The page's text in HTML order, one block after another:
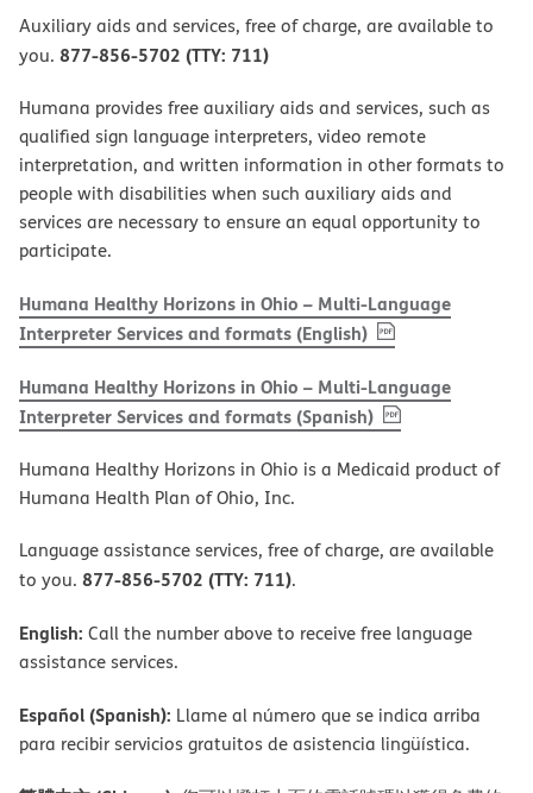
Auxiliary aids and services, free of charge, are available to
you. 877-856-5702 (TTY: 711)
Humana provides free auxiliary aids and services, such as
qualified sign language interpreters, video remote
interpretation, and written information in other formats to
people with disabilities when such auxiliary aids and
services are necessary to ensure an equal opportunity to
participate.
Humana Healthy Horizons in Ohio – Multi-Language
Interpreter Services and formats (English), PDF(opens in new
Humana Healthy Horizons in Ohio – Multi-Language
Interpreter Services and formats (Spanish), PDF(opens in new
Humana Healthy Horizons in Ohio is a Medicaid product of
Humana Health Plan of Ohio, Inc.
Language assistance services, free of charge, are available
to you. 877-856-5702 (TTY: 711).
English: Call the number above to receive free language
assistance services.
Español (Spanish): Llame al número que se indica arriba
para recibir servicios gratuitos de asistencia lingüística.